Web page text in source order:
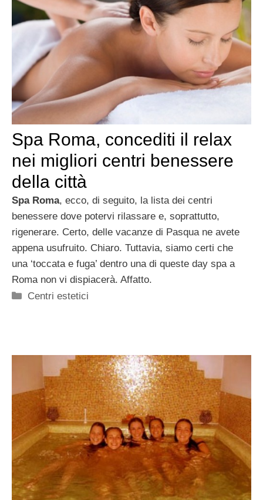
Spa Roma, concediti il relax
nei migliori centri benessere
della città
Spa Roma, ecco, di seguito, la lista dei centri
benessere dove potervi rilassare e, soprattutto,
rigenerare. Certo, delle vacanze di Pasqua ne avete
appena usufruito. Chiaro. Tuttavia, siamo certi che
una ‘toccata e fuga’ dentro una di queste day spa a
Roma non vi dispiacerà. Affatto.
Categorie
Centri estetici